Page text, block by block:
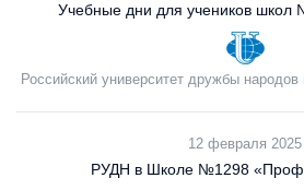
Учебные дни для учеников школ
Российский университет дружбы
12 февраля 2025
РУДН в Школе №1298